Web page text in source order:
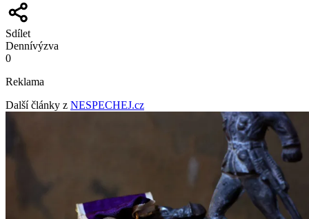
Sdílet
Dennívýzva
0
Reklama
Další články z NESPECHEJ.cz